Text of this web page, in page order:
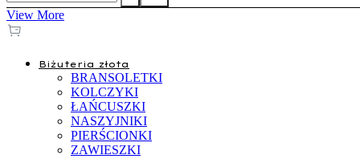
View More
Biżuteria złota
BRANSOLETKI
KOLCZYKI
ŁAŃCUSZKI
NASZYJNIKI
PIERŚCIONKI
ZAWIESZKI